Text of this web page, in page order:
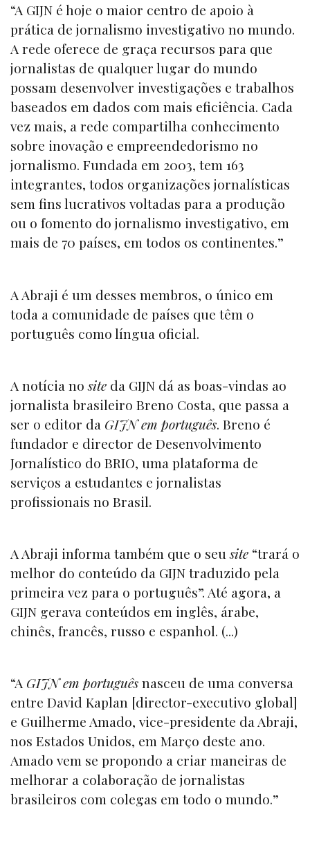
“A GIJN é hoje o maior centro de apoio à
prática de jornalismo investigativo no mundo.
A rede oferece de graça recursos para que
jornalistas de qualquer lugar do mundo
possam desenvolver investigações e trabalhos
baseados em dados com mais eficiência. Cada
vez mais, a rede compartilha conhecimento
sobre inovação e empreendedorismo no
jornalismo. Fundada em 2003, tem 163
integrantes, todos organizações jornalísticas
sem fins lucrativos voltadas para a produção
ou o fomento do jornalismo investigativo, em
mais de 70 países, em todos os continentes.”
A Abraji é um desses membros, o único em
toda a comunidade de países que têm o
português como língua oficial.
A notícia nosite da GIJN dá as boas-vindas ao
jornalista brasileiro Breno Costa, que passa a
ser o editor da GIJN em português. Breno é
fundador e director de Desenvolvimento
Jornalístico do BRIO, uma plataforma de
serviços a estudantes e jornalistas
profissionais no Brasil.
A Abraji informa também que o seusite “trará o
melhor do conteúdo da GIJN traduzido pela
primeira vez para o português”. Até agora, a
GIJN gerava conteúdos em inglês, árabe,
chinês, francês, russo e espanhol. (...)
“A GIJN em portuguêsnasceu de uma conversa
entre David Kaplan [director-executivo global]
e Guilherme Amado, vice-presidente da Abraji,
nos Estados Unidos, em Março deste ano.
Amado vem se propondo a criar maneiras de
melhorar a colaboração de jornalistas
brasileiros com colegas em todo o mundo.”